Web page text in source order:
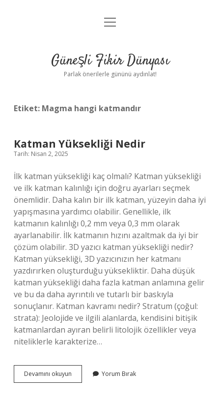
Anasayfa
Yasal Uyarı
menüyü
Güneşli Fikir Dünyası
Parlak önerilerle gününü aydınlat!
Etiket: Magma hangi katmandır
Katman Yüksekliği Nedir
Tarih: Nisan 2, 2025
İlk katman yüksekliği kaç olmalı? Katman yüksekliği
ve ilk katman kalınlığı için doğru ayarları seçmek
önemlidir. Daha kalın bir ilk katman, yüzeyin daha iyi
yapışmasına yardımcı olabilir. Genellikle, ilk
katmanın kalınlığı 0,2 mm veya 0,3 mm olarak
ayarlanabilir. İlk katmanın hızını azaltmak da iyi bir
çözüm olabilir. 3D yazıcı katman yüksekliği nedir?
Katman yüksekliği, 3D yazıcınızın her katmanı
yazdırırken oluşturduğu yüksekliktir. Daha düşük
katman yüksekliği daha fazla katman anlamına gelir
ve bu da daha ayrıntılı ve tutarlı bir baskıyla
sonuçlanır. Katman kavramı nedir? Stratum (çoğul:
strata): Jeolojide ve ilgili alanlarda, kendisini bitişik
katmanlardan ayıran belirli litolojik özellikler veya
niteliklerle karakterize…
Devamını okuyun
Yüksekliği
Yorum Bırak